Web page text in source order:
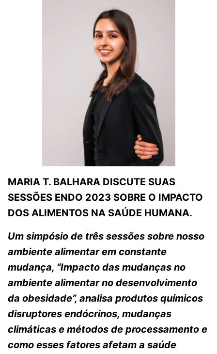
MARIA T. BALHARA DISCUTE SUAS
SESSÕES ENDO 2023 SOBRE O IMPACTO
DOS ALIMENTOS NA SAÚDE HUMANA.
Um simpósio de três sessões sobre nosso
ambiente alimentar em constante
mudança, “Impacto das mudanças no
ambiente alimentar no desenvolvimento
da obesidade”, analisa produtos químicos
disruptores endócrinos, mudanças
climáticas e métodos de processamento e
como esses fatores afetam a saúde